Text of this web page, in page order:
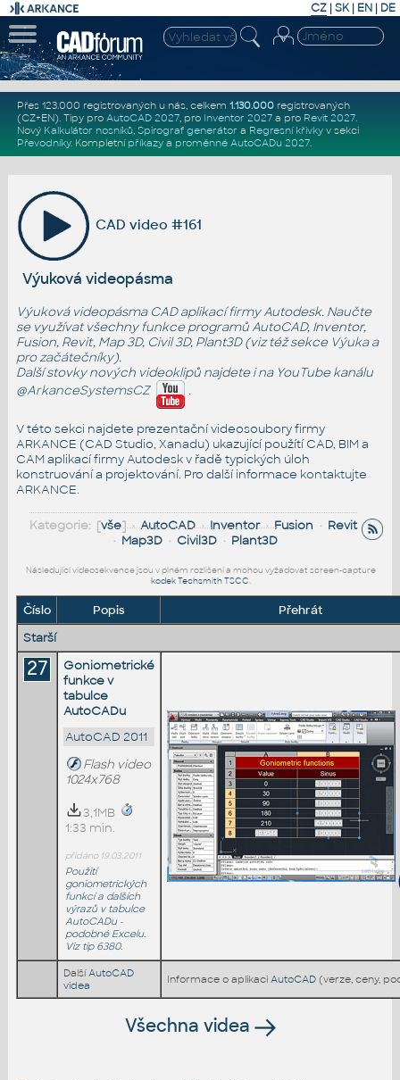
CZ | SK| EN | DE
Přes 123.000 registrovaných u nás, celkem 1.130.000registrovaných
(CZ+EN). Tipy pro AutoCAD 2027, pro Inventor 2027a pro Revit 2027.
Nový Kalkulátor nosníků, Spirograf generátor a Regresní křivkyv sekci
Převodníky. Kompletní příkazya proměnné AutoCADu 2027.
CAD video #161
Výuková videopásma
Výuková videopásma CAD aplikací firmy Autodesk. Naučte
se využívat všechny funkce programů AutoCAD, Inventor,
Fusion, Revit, Map 3D, Civil 3D, Plant3D (viz též sekce Výukaa
pro začátečníky).
Další stovky nových videoklipů najdete i na YouTube kanálu
@ArkanceSystemsCZ
.
V této sekci najdete prezentační videosoubory firmy
ARKANCE (CAD Studio, Xanadu) ukazující použítí CAD, BIM a
CAM aplikací firmy Autodesk v řadě typických úloh
konstruování a projektování. Pro další informace kontaktujte
ARKANCE.
Kategorie: [vše] •AutoCAD•Inventor•Fusion • Revit
• Map3D• Civil3D• Plant3D
Následující videosekvence jsou v plném rozlišení a mohou vyžadovat screen-capture
kodek Techsmith TSCC.
Číslo Popis
Přehrát
Starší
27
Goniometrické
funkce v
tabulce
AutoCADu
AutoCAD 2011
Flash video
1024x768
3,1MB
1:33 min.
přidáno 19.03.2011
Použití
goniometrických
funkcí a dalších
výrazů v tabulce
AutoCADu -
podobné Excelu.
Viz tip 6380.
Další AutoCAD
videa
Informace o aplikaci AutoCAD(verze, ceny,
Všechna videa